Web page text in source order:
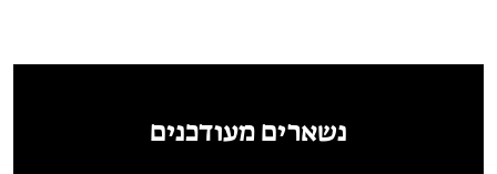
נשארים מעודכנים